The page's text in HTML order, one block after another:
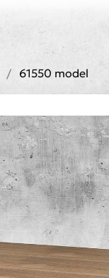
61550 model